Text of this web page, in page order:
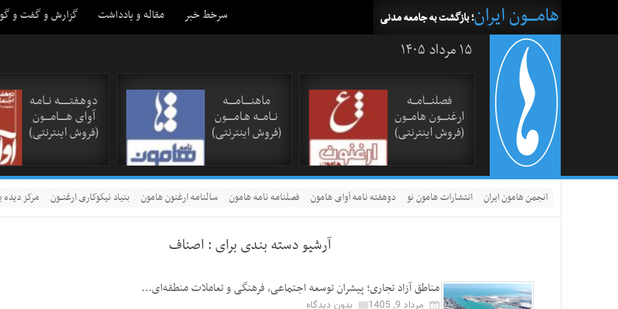
سرخط خبر مقاله و یادداشت گزارش و گفت و گو هامــــون ایران؛ بازگشت به جامعه مدنی
۱۵ مرداد ۱۴۰۵
فصلنــــامـــه
ارغنــــون هامـــون
(فروش اینترنتی)
ماهنـــــامـــــه
نــامـــه هـامـــــون
(فروش اینترنتی)
دوهـفتـــــــه نــامـه
آوای هـــــامــــون
(فروش اینترنتی)
انجمن هامون ایران انتشارات هامون نو دوهفته نامه آوای هامون فصلنامه نامه هامون سالنامه ارغنون هامون بنیاد نیکوکاری ارغنــون مرکز
آرشیو دسته بندی برای : اصناف
مناطق آزاد تجاری؛ پیشران توسعه اجتماعی، فرهنگی و تعاملات منطقه‌ای...
مرداد 9, 1405
بدون دیدگاه